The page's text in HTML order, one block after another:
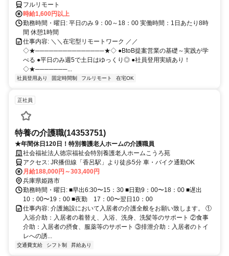
フルリモート
時給1,600円以上
勤務時間・曜日: 平日のみ 9：00～18：00 実働時間：1日あたり8時
間 休憩1時間
仕事内容: ＼＼在宅型リモートワーク ／／
◇★───────────────★◇ ●BtoB提案営業の基礎～実践が学
べる ●平日のみ週5で土日はゆっくり◎ ●社員登用実績あり！
◇★───────...
社員登用あり 固定時間制 フルリモート 在宅OK
正社員
特養の介護職(14353751)
★年間休日120日！特別養護老人ホームの介護職員
社会福祉法人徳宗福祉会特別養護老人ホームこうろ苑
アクセス: JR播但線「香呂駅」より徒歩5分 車・バイク通勤OK
月給188,000円～303,400円
兵庫県姫路市
勤務時間・曜日: ■早出6:30〜15：30 ■日勤9：00〜18：00 ■遅出
10：00〜19：00 ■夜勤 17：00〜翌日10：00
仕事内容: 介護施設において入居者の介護全般をお願い致します。 ①
入浴介助：入居者の着替え、入浴、洗身、洗髪等のサポート ②食事
介助：入居者の摂食、服薬等のサポート ③排泄介助：入居者のトイ
レへの誘...
交通費支給 シフト制 昇給あり